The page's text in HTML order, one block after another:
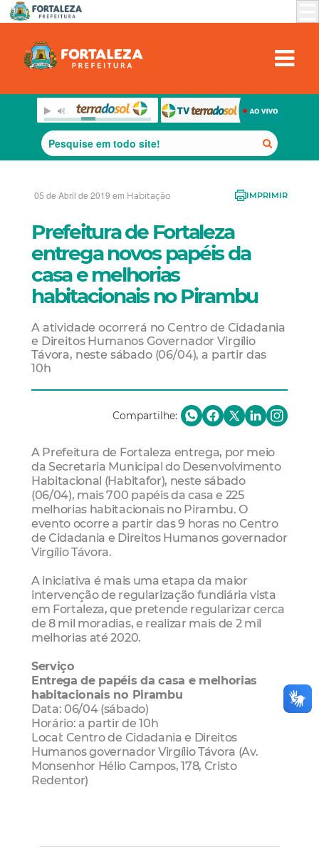
05 de Abril de 2019 em Habitação IMPRIMIR
Prefeitura de Fortaleza
entrega novos papéis da
casa e melhorias
habitacionais no Pirambu
A atividade ocorrerá no Centro de Cidadania
e Direitos Humanos Governador Virgílio
Távora, neste sábado (06/04), a partir das
10h
Compartilhe:
A Prefeitura de Fortaleza entrega, por meio
da Secretaria Municipal do Desenvolvimento
Habitacional (Habitafor), neste sábado
(06/04), mais 700 papéis da casa e 225
melhorias habitacionais no Pirambu. O
evento ocorre a partir das 9 horas no Centro
de Cidadania e Direitos Humanos governador
Virgílio Távora.
A iniciativa é mais uma etapa da maior
intervenção de regularização fundiária vista
em Fortaleza, que pretende regularizar cerca
de 8 mil moradias, e realizar mais de 2 mil
melhorias até 2020.
Serviço
Entrega de papéis da casa e melhorias
habitacionais no Pirambu
Data: 06/04 (sábado)
Horário: a partir de 10h
Local: Centro de Cidadania e Direitos
Humanos governador Virgílio Távora (Av.
Monsenhor Hélio Campos, 178, Cristo
Redentor)